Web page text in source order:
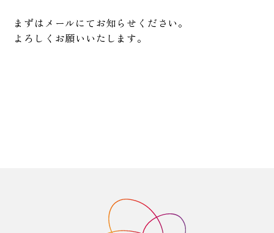
まずはメールにてお知らせください。
よろしくお願いいたします。